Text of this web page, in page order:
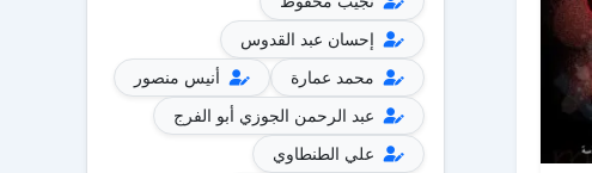
إحسان عبد القدوس
محمد عمارة
أنيس منصور
عبد الرحمن الجوزي أبو الفرج
علي الطنطاوي